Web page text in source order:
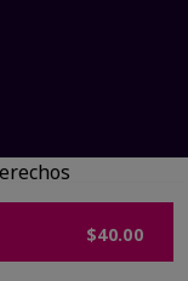
$40.00